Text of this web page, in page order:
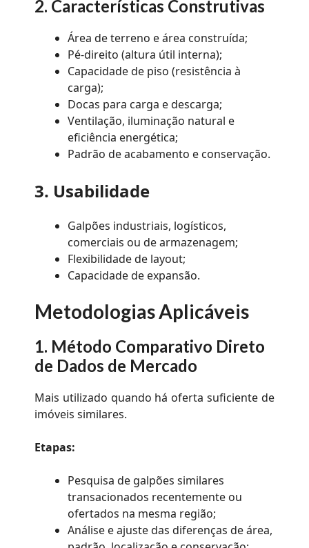
2. Características Construtivas
Área de terreno e área construída;
Pé-direito (altura útil interna);
Capacidade de piso (resistência à
carga);
Docas para carga e descarga;
Ventilação, iluminação natural e
eficiência energética;
Padrão de acabamento e conservação.
3. Usabilidade
Galpões industriais, logísticos,
comerciais ou de armazenagem;
Flexibilidade de layout;
Capacidade de expansão.
Metodologias Aplicáveis
1. Método Comparativo Direto
de Dados de Mercado
Mais utilizado quando há oferta suficiente de
imóveis similares.
Etapas:
Pesquisa de galpões similares
transacionados recentemente ou
ofertados na mesma região;
Análise e ajuste das diferenças de área,